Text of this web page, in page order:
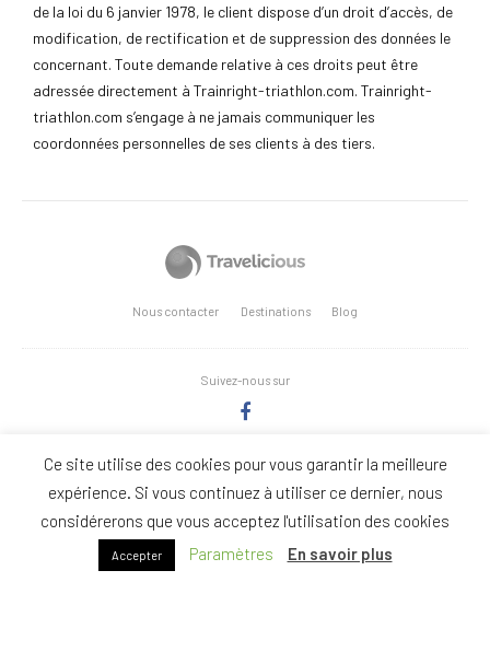
de la loi du 6 janvier 1978, le client dispose d’un droit d’accès, de
modification, de rectification et de suppression des données le
concernant. Toute demande relative à ces droits peut être
adressée directement à Trainright-triathlon.com. Trainright-
triathlon.com s’engage à ne jamais communiquer les
coordonnées personnelles de ses clients à des tiers.
Nous contacter Destinations Blog
Suivez-nous sur
Copyright Stages-Triathlon.com - Réalisation: Anne Vonthron
Politique de
confidentialité
Vente
Ce site utilise des cookies pour vous garantir la meilleure
expérience. Si vous continuez à utiliser ce dernier, nous
considérerons que vous acceptez l'utilisation des cookies
Accepter Paramètres En savoir plus